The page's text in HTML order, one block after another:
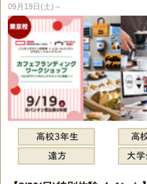
09月19日(土)～